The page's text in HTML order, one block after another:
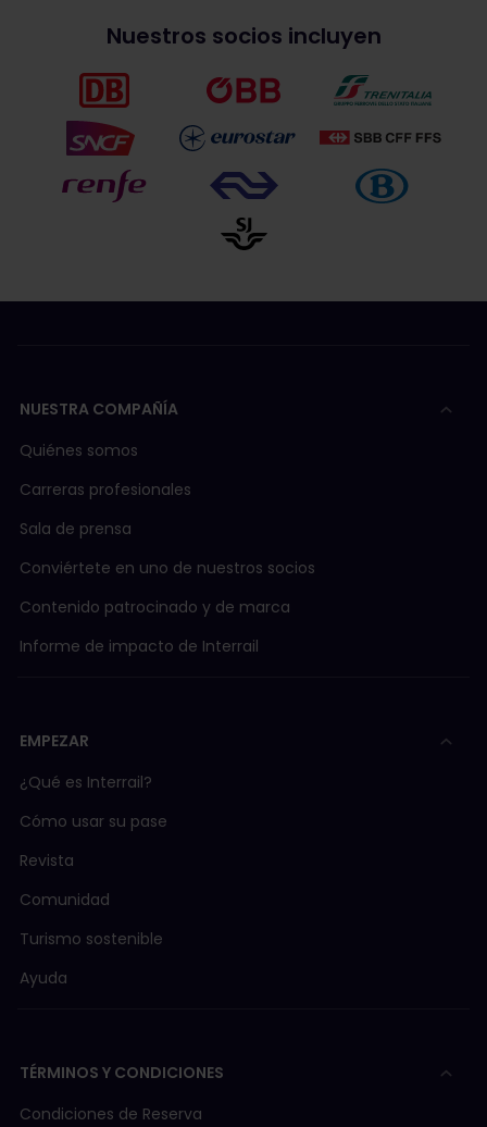
Nuestros socios incluyen
NUESTRA COMPAÑÍA
Quiénes somos
Carreras profesionales
Sala de prensa
Conviértete en uno de nuestros socios
Contenido patrocinado y de marca
Informe de impacto de Interrail
EMPEZAR
¿Qué es Interrail?
Cómo usar su pase
Revista
Comunidad
Turismo sostenible
Ayuda
TÉRMINOS Y CONDICIONES
Condiciones de Reserva